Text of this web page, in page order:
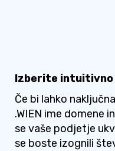
Izberite intuitivno
Če bi lahko
.WIEN ime domene
se vaše podjetje
se boste izognili